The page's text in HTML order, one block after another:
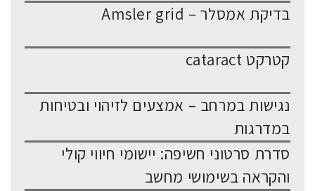
בדיקת אמסלר – Amsler grid
קטרקט cataract
נגישות במרחב – אמצעים לזיהוי ובטיחות
במדרגות
סדרת סרטוני חשיפה: יישומי חיווי קולי
והקראה בשימושי מחשב